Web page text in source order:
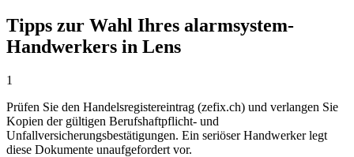
Tipps zur Wahl Ihres alarmsystem-
Handwerkers in Lens
1
Prüfen Sie den Handelsregistereintrag (zefix.ch) und verlangen Sie
Kopien der gültigen Berufshaftpflicht- und
Unfallversicherungsbestätigungen. Ein seriöser Handwerker legt
diese Dokumente unaufgefordert vor.